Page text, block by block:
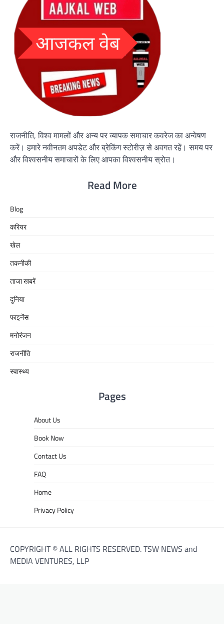
राजनीति, विश्व मामलों और अन्य पर व्यापक समाचार कवरेज का अन्वेषण
करें। हमारे नवीनतम अपडेट और ब्रेकिंग स्टोरीज़ से अवगत रहें। समय पर
और विश्वसनीय समाचारों के लिए आपका विश्वसनीय स्रोत।
Read More
Blog
करियर
खेल
तकनीकी
ताजा खबरें
दुनिया
फाइनेंस
मनोरंजन
राजनीति
स्वास्थ्य
Pages
About Us
Book Now
Contact Us
FAQ
Home
Privacy Policy
COPYRIGHT © ALL RIGHTS RESERVED. TSW NEWS and
MEDIA VENTURES, LLP